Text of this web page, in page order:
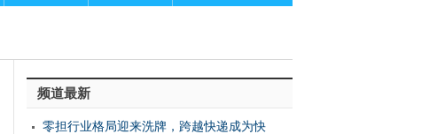
频道最新
零担行业格局迎来洗牌，跨越快递成为快